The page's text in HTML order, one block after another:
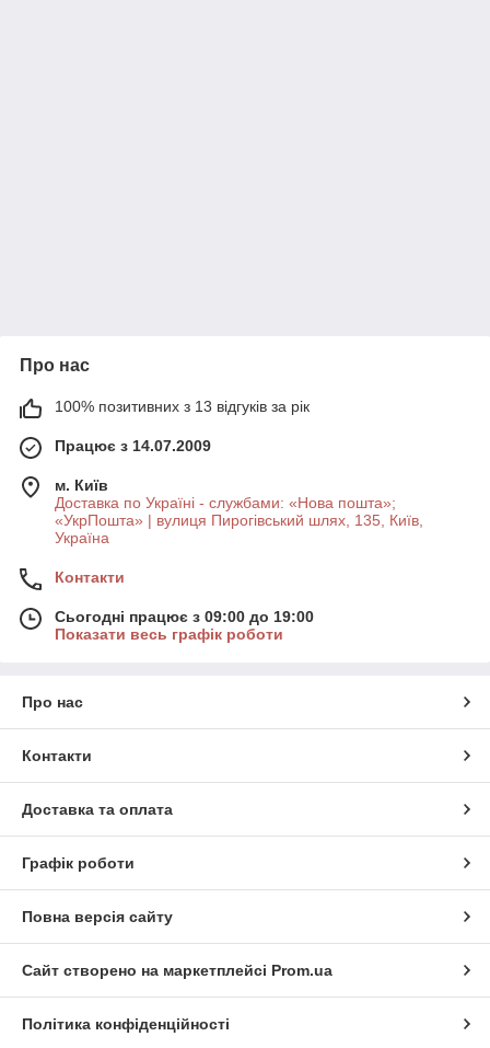
Про нас
100% позитивних з 13 відгуків за рік
Працює з 14.07.2009
м. Київ
Доставка по Україні - службами: «Нова пошта»;
«УкрПошта» | вулиця Пирогівський шлях, 135, Київ,
Україна
Контакти
Сьогодні працює з 09:00 до 19:00
Показати весь графік роботи
Про нас
Контакти
Доставка та оплата
Графік роботи
Повна версія сайту
Сайт створено на маркетплейсі Prom.ua
Політика конфіденційності